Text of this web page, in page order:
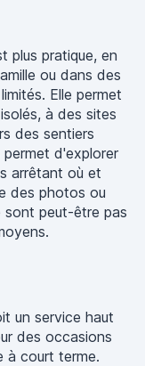
plus pratique, en
ou dans des
Elle permet
à des sites
des sentiers
d'explorer
arrêtant où et
des photos ou
sont peut-être pas
un service haut
des occasions
à court terme.